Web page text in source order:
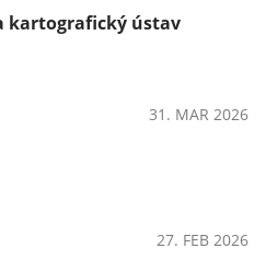
kartografický ústav
31. MAR 2026
27. FEB 2026